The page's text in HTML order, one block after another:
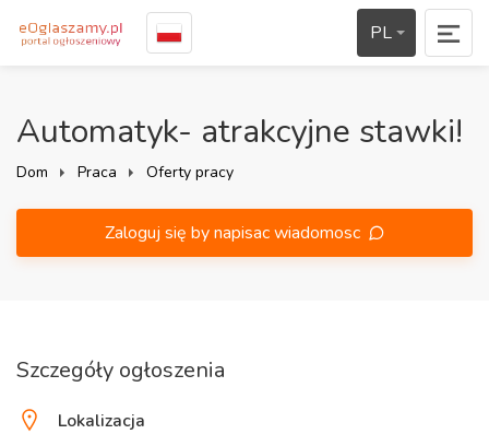
PL
Automatyk- atrakcyjne stawki!
Dom Praca Oferty pracy
Zaloguj się by napisac wiadomosc
Szczegóły ogłoszenia
Lokalizacja